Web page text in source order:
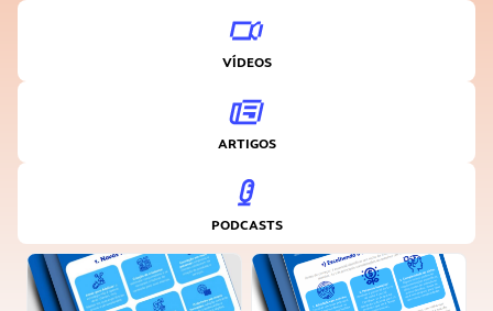
VÍDEOS
ARTIGOS
PODCASTS